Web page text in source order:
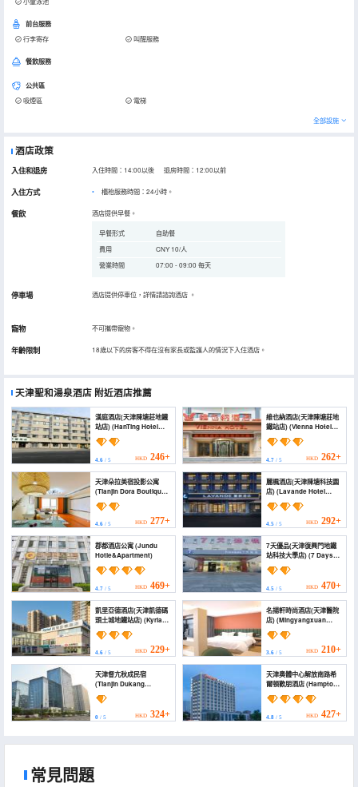
前台服務
行李寄存 叫醒服務
餐飲服務
公共區
吸煙區 電梯
全部設施
酒店政策
入住和退房 入住時間：14:00以後 退房時間：12:00以前
入住方式 櫃枱服務時間：24小時。
餐飲 酒店提供早餐。
早餐形式
自助餐
費用
CNY 10/人
營業時間
07:00 - 09:00 每天
停車場 酒店提供停車位，詳情請諮詢酒店 。
寵物 不可攜帶寵物。
年齡限制 18歲以下的房客不得在沒有家長或監護人的情況下入住酒店。
天津聖和湯泉酒店 附近酒店推薦
漢庭酒店(天津陳塘莊地鐵
站店) (HanTing Hotel
(Tianjin
Chentangzhuang
Subway Station))
4.6 / 5 HKD 246+
維也納酒店(天津陳塘莊地
鐵站店) (Vienna Hotel
(Tianjin
Chentangzhuang
Subway Station Store))
4.7/ 5 HKD 262+
天津朵拉美宿投影公寓
(Tianjin Dora Boutique
Stay Projection
Apartment)
4.6 / 5 HKD 277+
麗楓酒店(天津陳塘科技園
店) (Lavande Hotel
(Tianjin Chentang
Science Park Shop))
4.5/ 5 HKD 292+
郡都酒店公寓 (Jundu
Hotle&Apartment)
4.7 / 5 HKD 469+
7天優品(天津復興門地鐵
站科技大學店) (7 Days
Premium (Tianjin
Fuxingmen Subway
Station University of
Science and
Technology))
4.5/ 5 HKD 470+
凱里亞德酒店(天津凱德碼
頭土城地鐵站店) (Kyriad
Hotel (Tianjin Hospital
Tucheng Metro
Station))
4.6 / 5 HKD 229+
名揚軒時尚酒店(天津醫院
店) (Mingyangxuan
Fashion Hotel (Tianjin
Tucheng Subway
Station))
3.6/ 5 HKD 210+
天津督亢秋成民宿
(Tianjin Dukang
Qiucheng Homestay)
0 / 5 HKD 324+
天津奧體中心解放南路希
爾頓歡朋酒店 (Hampton
by Hilton Tianjin
Olympic Sports Center)
4.8/ 5 HKD 427+
常見問題